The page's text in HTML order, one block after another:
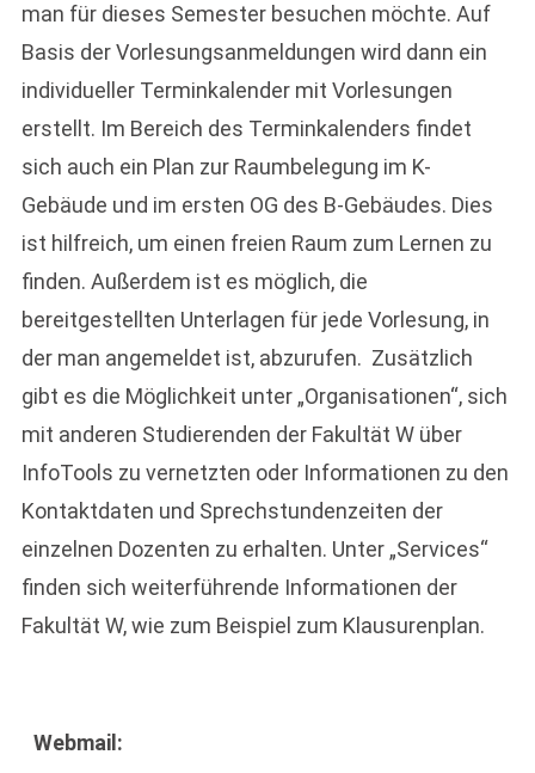
man für dieses Semester besuchen möchte. Auf
Basis der Vorlesungsanmeldungen wird dann ein
individueller Terminkalender mit Vorlesungen
erstellt. Im Bereich des Terminkalenders findet
sich auch ein Plan zur Raumbelegung im K-
Gebäude und im ersten OG des B-Gebäudes. Dies
ist hilfreich, um einen freien Raum zum Lernen zu
finden. Außerdem ist es möglich, die
bereitgestellten Unterlagen für jede Vorlesung, in
der man angemeldet ist, abzurufen. Zusätzlich
gibt es die Möglichkeit unter „Organisationen“, sich
mit anderen Studierenden der Fakultät W über
InfoTools zu vernetzten oder Informationen zu den
Kontaktdaten und Sprechstundenzeiten der
einzelnen Dozenten zu erhalten. Unter „Services“
finden sich weiterführende Informationen der
Fakultät W, wie zum Beispiel zum Klausurenplan.
Webmail: